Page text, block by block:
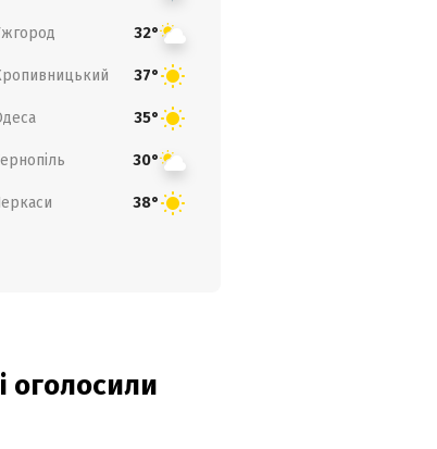
32°
37°
35°
30°
38°
оголосили